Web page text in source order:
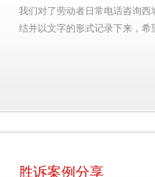
我们对了劳动者日常电话咨询
结并以文字的形式记录下来，
胜诉案例分享